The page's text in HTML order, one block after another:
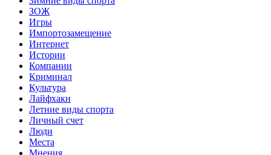
ЗОЖ
Игры
Импортозамещение
Интернет
Истории
Компании
Криминал
Культура
Лайфхаки
Летние виды спорта
Личный счет
Люди
Места
Мнения